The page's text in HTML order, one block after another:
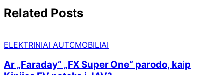
Related Posts
ELEKTRINIAI AUTOMOBILIAI
Ar „Faraday“ „FX Super One“ parodo, kaip